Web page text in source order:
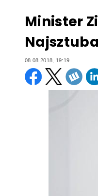
Minister
08.08.2018, 19:19